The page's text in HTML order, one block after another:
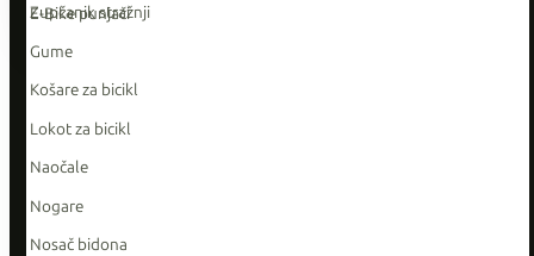
Zupčanik stražnji
E-Bike punjači
Gume
Košare za bicikl
Lokot za bicikl
Naočale
Nogare
Nosač bidona